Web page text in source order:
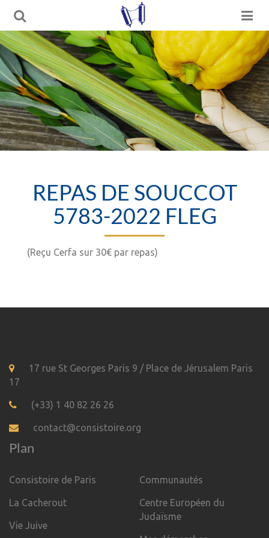
REPAS DE SOUCCOT
5783-2022 FLEG
(Reçu Cerfa sur 30€ par repas)
17 rue St Georges Paris 9 / Place de Jérusalem Paris
17
(+33) 1 40 82 26 26
contact@consistoire.org
Plan
Consistoire de Paris
La Cacherout
Vie Juive
Communautés
Centre Européen du
Judaïsme